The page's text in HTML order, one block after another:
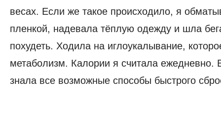
весах. Если же такое происходило, я
пленкой, надевала тёплую одежду и шла
похудеть. Ходила на иглоукалывание,
метаболизм. Калории я считала ежедневно.
знала все возможные способы быстрого